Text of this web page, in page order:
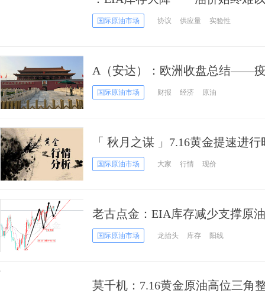
国际原油市场 协议 供应量 实验性
A（安达）：欧洲收盘总结——
苹果公司财报强劲、油价波动、
国际原油市场 财报 经济 原油
「 秋月之谋 」7.16黄金提速进
国际原油市场 大家 行情 现价
老古点金：EIA库存减少支撑原
国际原油市场 龙抬头 库存 阳线
莫千机：7.16黄金原油高位三角